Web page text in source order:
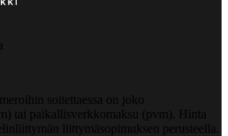
soitettaessa on joko
tai paikallisverkkomaksu (pvm). Hinta
liittymäsopimuksen perusteella.